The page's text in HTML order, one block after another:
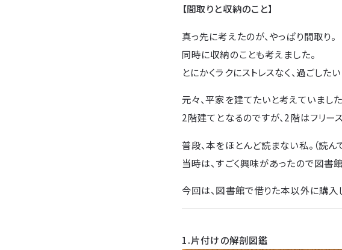
【間取りと収納のこと】
真っ先に考えたのが、やっぱり間取り。
同時に収納のことも考えました。
とにかくラクにストレスなく、過ごしたい
元々、平家を建てたいと考えていまし
2階建てとなるのですが、2階はフリー
普段、本をほとんど読まない私。（読ん
当時は、すごく興味があったので図書
今回は、図書館で借りた本以外に購入
1.片付けの解剖図鑑